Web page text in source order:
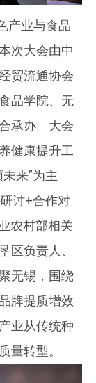
业与食品
次大会由中
贸流通协会
品学院、无
承办。大会
健康提升工
来”为主
讨+合作对
农村部相关
区负责人、
无锡，围绕
牌提质增效
业从传统种
量转型。